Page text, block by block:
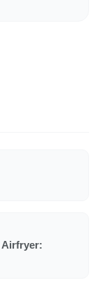
Airfryer: